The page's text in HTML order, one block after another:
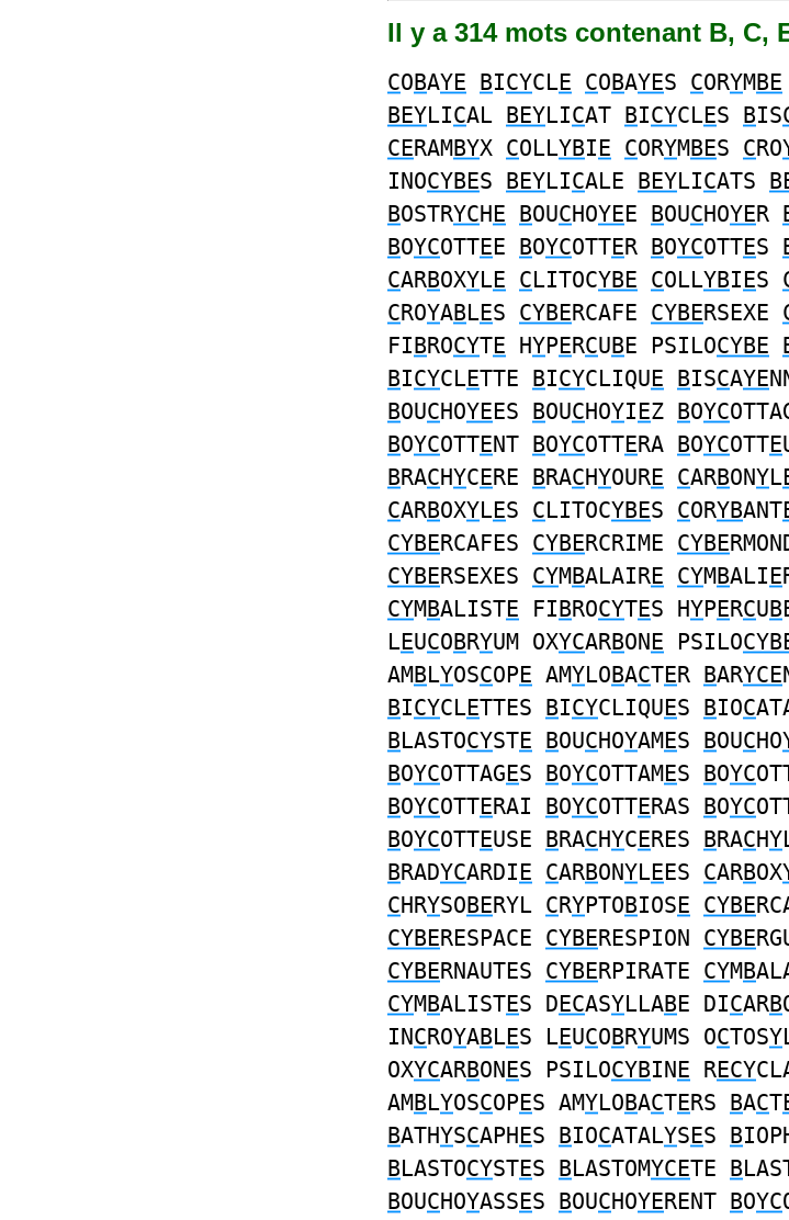
Il y a 314 mots contenant B, C,
COBAYE BICYCLE COBAYES CORYMBE
BEYLICAL BEYLICAT BICYCLES BIS
CERAMBYX COLLYBIE CORYMBES CRO
INOCYBES BEYLICALE BEYLICATS
BOSTRYCHE BOUCHOYEE BOUCHOYER
BOYCOTTEE BOYCOTTER BOYCOTTES
CARBOXYLE CLITOCYBE COLLYBIES
CROYABLES CYBERCAFE CYBERSEXE
FIBROCYTE HYPERCUBE PSILOCYBE
BICYCLETTE BICYCLIQUE BISCAYE
BOUCHOYEES BOUCHOYIEZ BOYC
BOYCOTTENT BOYCOTTERA BOYCOTTE
BRACHYCERE BRACHYOURE CARBONYL
CARBOXYLES CLITOCYBES CORYBANT
CYBERCAFES CYBERCRIME CYBE
CYBERSEXES CYMBALAIRE CYMBALIE
CYMBALISTE FIBROCYTES HYPERCUB
LEUCOBRYUM OXYCARBONE PSILO
AMBLYOSCOPE AMYLOBACTER BARYCE
BICYCLETTES BICYCLIQUES BIOC
BLASTOCYSTE BOUCHOYAMES BOUCHO
BOYCOTTAGES BOYCOTTAMES BOYC
BOYCOTTERAI BOYCOTTERAS BOYC
BOYCOTTEUSE BRACHYCERES BRACHY
BRADYCARDIE CARBONYLEES CARBOX
CHRYSOBERYL CRYPTOBIOSE CYBE
CYBERESPACE CYBERESPION CYBE
CYBERNAUTES CYBERPIRATE CYMB
CYMBALISTES DECASYLLABE DICARB
INCROYABLES LEUCOBRYUMS OCTOSY
OXYCARBONES PSILOCYBINE RECY
AMBLYOSCOPES AMYLOBACTERS BACT
BATHYSCAPHES BIOCATALYSES B
BLASTOCYSTES BLASTOMYCETE B
BOUCHOYASSES BOUCHOYERENT BOYC